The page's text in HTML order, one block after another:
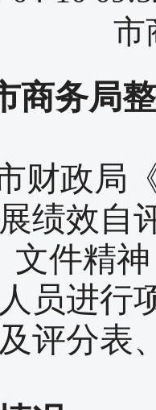
商务局
政局《
绩效自
文件精
员进行
评分表